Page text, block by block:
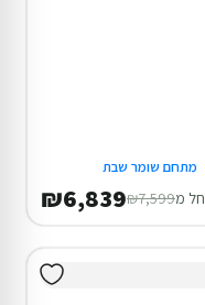
מתחם שומר שבת
מ₪7,599
₪6,839